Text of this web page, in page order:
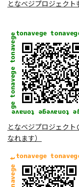
となベジプロジェクト
となベジプロジェク
なれます）